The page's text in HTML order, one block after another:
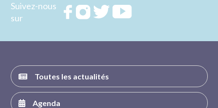
Suivez-nous
sur
RejoignezRejoignezRejoignez
Toutes les actualités
Agenda